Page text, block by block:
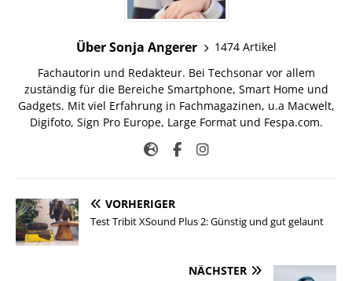
Über Sonja Angerer
1474 Artikel
Fachautorin und Redakteur. Bei Techsonar vor allem
zuständig für die Bereiche Smartphone, Smart Home und
Gadgets. Mit viel Erfahrung in Fachmagazinen, u.a Macwelt,
Digifoto, Sign Pro Europe, Large Format und Fespa.com.
VORHERIGER
Test Tribit XSound Plus 2: Günstig und gut gelaunt
NÄCHSTER